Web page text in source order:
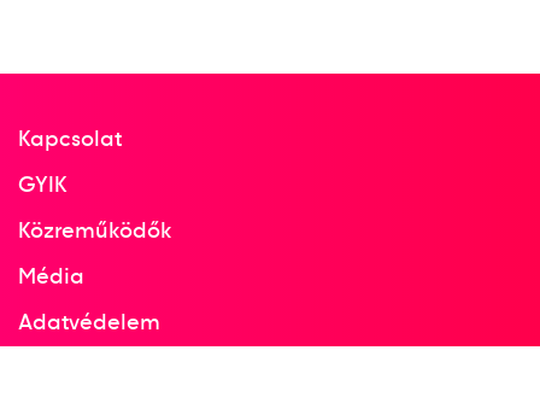
Kapcsolat
GYIK
Közreműködők
Média
Adatvédelem